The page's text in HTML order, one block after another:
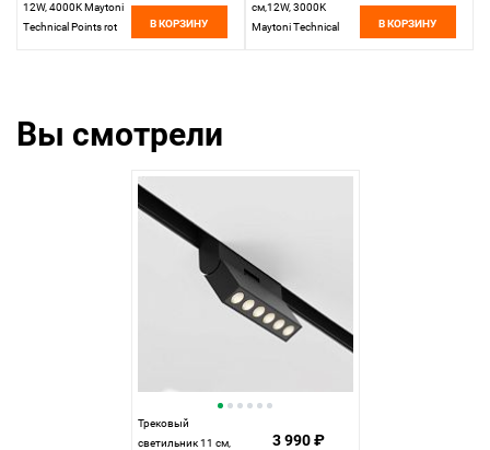
12W, 4000K Maytoni
Technical Points rot
В КОРЗИНУ
см,12W, 3000K
Maytoni Technical
В КОРЗИНУ
Вы смотрели
Трековый
светильник 11 см,
3 990 ₽